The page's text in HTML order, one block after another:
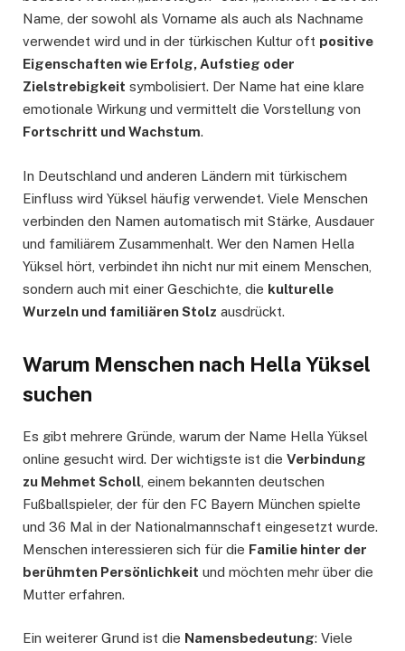
Name, der sowohl als Vorname als auch als Nachname
verwendet wird und in der türkischen Kultur oft positive
Eigenschaften wie Erfolg, Aufstieg oder
Zielstrebigkeit symbolisiert. Der Name hat eine klare
emotionale Wirkung und vermittelt die Vorstellung von
Fortschritt und Wachstum.
In Deutschland und anderen Ländern mit türkischem
Einfluss wird Yüksel häufig verwendet. Viele Menschen
verbinden den Namen automatisch mit Stärke, Ausdauer
und familiärem Zusammenhalt. Wer den Namen Hella
Yüksel hört, verbindet ihn nicht nur mit einem Menschen,
sondern auch mit einer Geschichte, die kulturelle
Wurzeln und familiären Stolz ausdrückt.
Warum Menschen nach Hella Yüksel
suchen
Es gibt mehrere Gründe, warum der Name Hella Yüksel
online gesucht wird. Der wichtigste ist die Verbindung
zu Mehmet Scholl , einem bekannten deutschen
Fußballspieler, der für den FC Bayern München spielte
und 36 Mal in der Nationalmannschaft eingesetzt wurde.
Menschen interessieren sich für die Familie hinter der
berühmten Persönlichkeit und möchten mehr über die
Mutter erfahren.
Ein weiterer Grund ist die Namensbedeutung: Viele